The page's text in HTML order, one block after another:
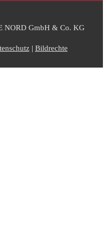
NORD GmbH & Co. KG
| Bildrechte